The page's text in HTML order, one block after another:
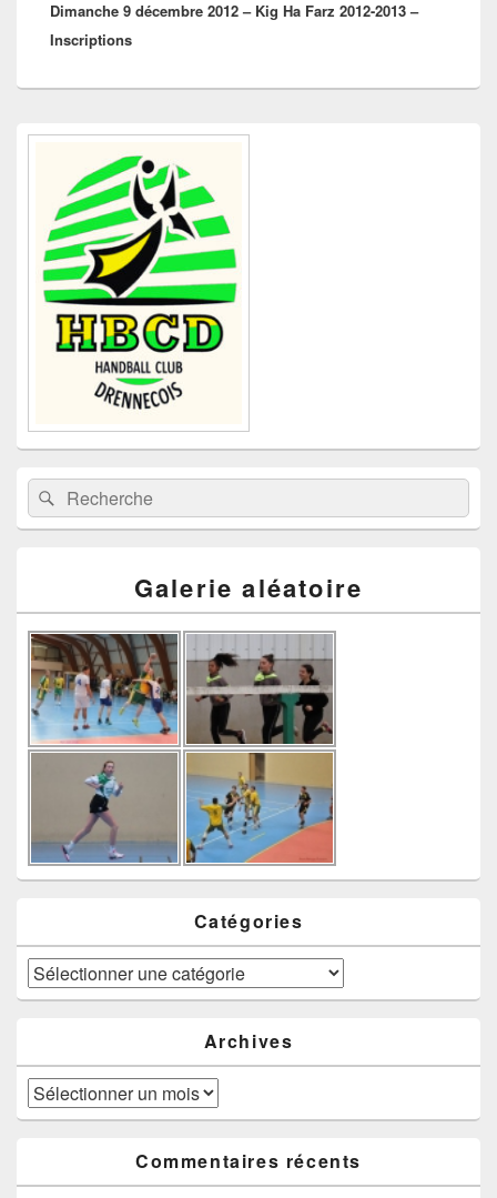
suivant :
Dimanche 9 décembre 2012 – Kig Ha Farz 2012-2013 –
Inscriptions
Zone
barre
latérale
Recherche :Rechercher
Galerie aléatoire
Catégories
Catégories
Archives
Archives
Commentaires récents